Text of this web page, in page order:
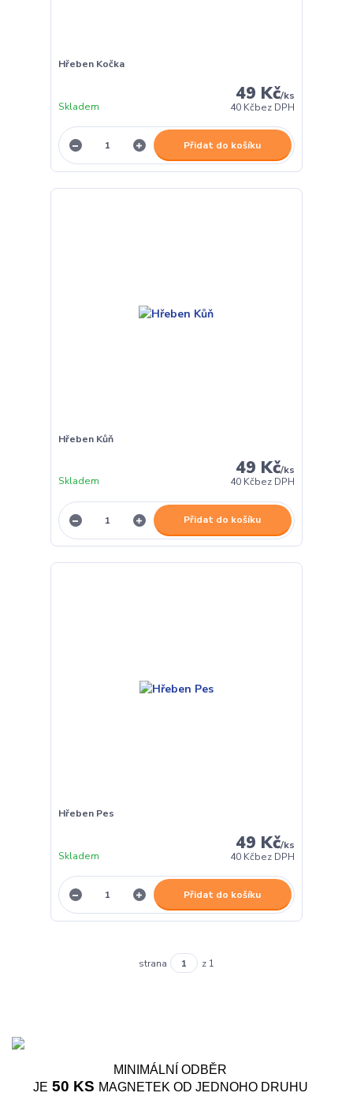
Hřeben Kočka
49 Kč/ks
40 Kčbez DPH
Skladem
Přidat do košíku
Hřeben Kůň
49 Kč/ks
40 Kčbez DPH
Skladem
Přidat do košíku
Hřeben Pes
49 Kč/ks
40 Kčbez DPH
Skladem
Přidat do košíku
strana z 1
MINIMÁLNÍ ODBĚR
JE 50 KS MAGNETEK OD JEDNOHO DRUHU